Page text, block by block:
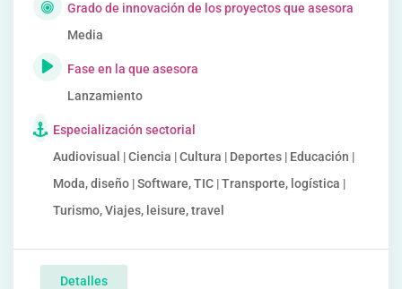
Grado de innovación de los proyectos que asesora
Media
Fase en la que asesora
Lanzamiento
Especialización sectorial
Audiovisual | Ciencia | Cultura | Deportes | Educación |
Moda, diseño | Software, TIC | Transporte, logística |
Turismo, Viajes, leisure, travel
Detalles